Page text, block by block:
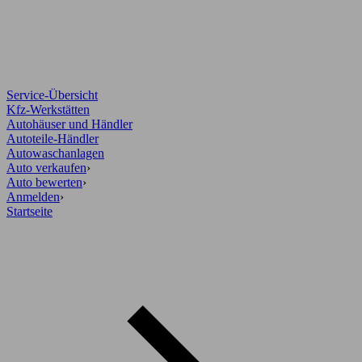
Service-Übersicht
Kfz-Werkstätten
Autohäuser und Händler
Autoteile-Händler
Autowaschanlagen
Auto verkaufen›
Auto bewerten›
Anmelden›
Startseite